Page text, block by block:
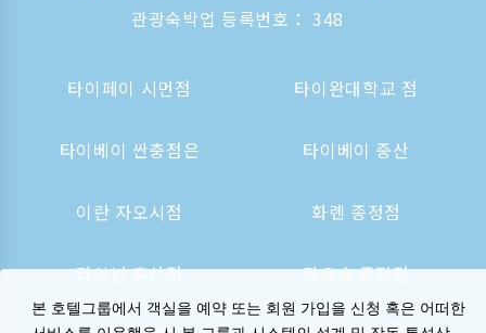
관광숙박업 등록번호： 348
타이페이 시먼점 타이완대학교 점
타이베이 싼충점은 타이베이 중산
이란 자오시점 화롄 종정점
타이난 후산점 가오슝 종정점
본 호텔그룹에서 객실을 예약 또는 회원 가입을 신청 혹은 어떠한